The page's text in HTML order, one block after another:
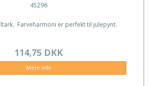
45296
Farveharmoni er perfekt til julepynt.
114,75 DKK
Mere info